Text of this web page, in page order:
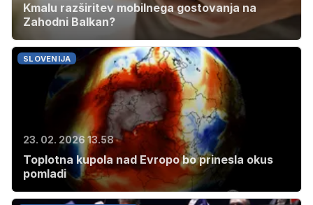
Kmalu razširitev mobilnega gostovanja na
Zahodni Balkan?
SLOVENIJA
23. 02. 2026 13.58
Toplotna kupola nad Evropo bo prinesla okus
pomladi